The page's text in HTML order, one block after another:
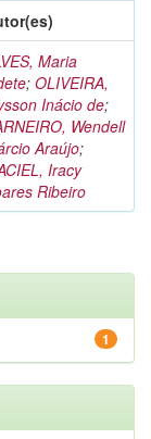
Maria
; OLIVEIRA,
Inácio de;
Wendell
Araújo;
Iracy
Ribeiro
1